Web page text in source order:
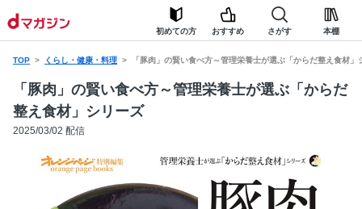
初めての方 おすすめ さがす 本棚
TOP くらし・健康・料理 「豚肉」の賢い食べ方～管理栄養士が選ぶ「からだ整え食材」
「豚肉」の賢い食べ方～管理栄養士が選ぶ「からだ
整え食材」シリーズ
2025/03/02 配信